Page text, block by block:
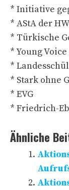
* Initiative
* AStA der
* Türkische
* Young Voice
*
* Stark ohne
* EVG
* Friedrich-
Ähnliche